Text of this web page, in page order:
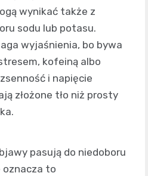
wynikać także z
sodu lub potasu.
wyjaśnienia, bo bywa
kofeiną albo
i napięcie
złożone tło niż prosty
pasują do niedoboru
oznacza to